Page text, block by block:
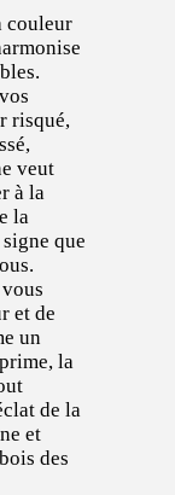
couleur
risqué,
veut
à la
la
que
et de
un
la
de la
et
des